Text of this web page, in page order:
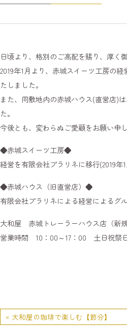
日頃より、格別のご高配を賜り、厚く
2019年1月より、赤城スイーツ工房の
たしました。
また、同敷地内の赤城ハウス(直営店)
た。
今後とも、変わらぬご愛顧をお願い申し
◆赤城スイーツ工房◆
経営を有限会社プラリネに移行(2019年1
◆赤城ハウス（旧直営店）◆
有限会社プラリネによる経営によるグ
大和屋 赤城トレーラーハウス店（新規
営業時間 10：00～17：00 土日祝祭
« 大和屋の珈琲で楽しむ【節分】